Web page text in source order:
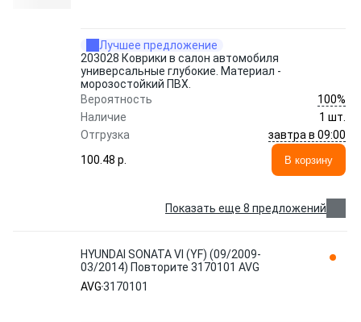
Лучшее предложение
203028 Коврики в салон автомобиля
универсальные глубокие. Материал -
морозостойкий ПВХ.
Вероятность
100%
Наличие
1 шт.
Отгрузка
завтра в 09:00
100.48 p.
В корзину
Показать еще 8 предложений
HYUNDAI SONATA VI (YF) (09/2009-
03/2014) Повторите 3170101 AVG
AVG3170101